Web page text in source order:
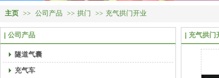
主页 >> 公司产品 >> 拱门 >> 充气拱门开业
公司产品
隧道气囊
充气车
充气拱门